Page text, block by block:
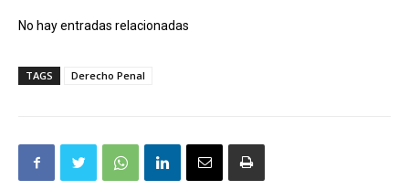
No hay entradas relacionadas
TAGS Derecho Penal